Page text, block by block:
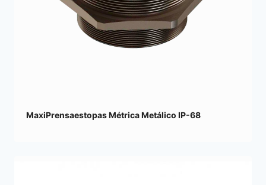
MaxiPrensaestopas Métrica Metálico IP-68